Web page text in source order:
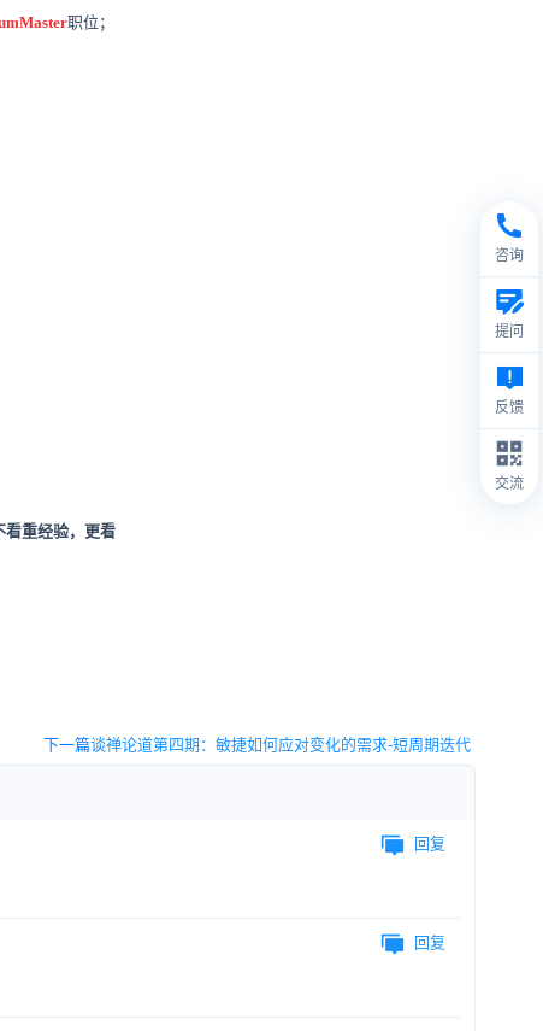
职位；
看重经验，更看
下一篇谈禅论道第四期：敏捷如何应对变化的需求-短周期迭代
回复
回复
咨询
提问
反馈
交流